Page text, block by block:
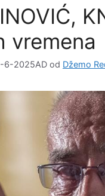
vremena
6-2025AD od Džemo